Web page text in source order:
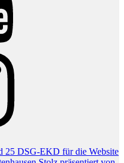
25 DSG-EKD für die Website